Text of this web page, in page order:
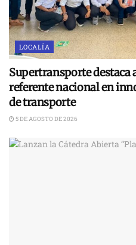
LOCALÍA
Supertransporte destaca
referente nacional en
de transporte
5 DE AGOSTO DE 2026